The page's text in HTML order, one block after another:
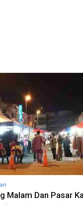
Malam Dan Pasar